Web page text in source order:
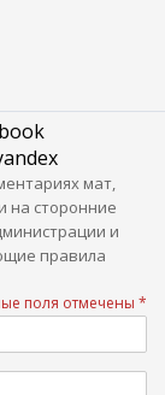
мат,
на сторонние
и
правила
поля отмечены *